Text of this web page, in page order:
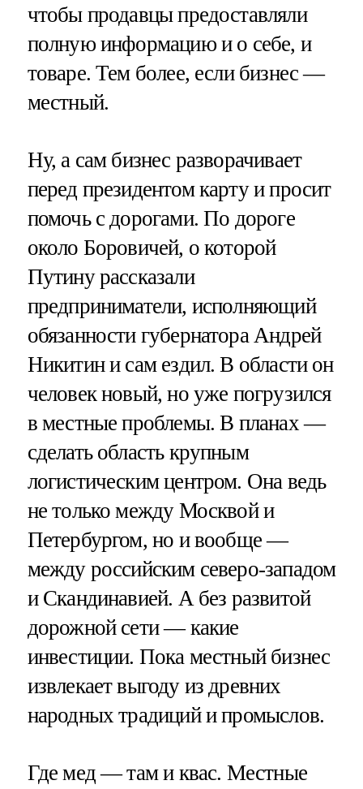
чтобы продавцы предоставляли
полную информацию и о себе, и
товаре. Тем более, если бизнес —
местный.
Ну, а сам бизнес разворачивает
перед президентом карту и просит
помочь с дорогами. По дороге
около Боровичей, о которой
Путину рассказали
предприниматели, исполняющий
обязанности губернатора Андрей
Никитин и сам ездил. В области он
человек новый, но уже погрузился
в местные проблемы. В планах —
сделать область крупным
логистическим центром. Она ведь
не только между Москвой и
Петербургом, но и вообще —
между российским северо-западом
и Скандинавией. А без развитой
дорожной сети — какие
инвестиции. Пока местный бизнес
извлекает выгоду из древних
народных традиций и промыслов.
Где мед — там и квас. Местные